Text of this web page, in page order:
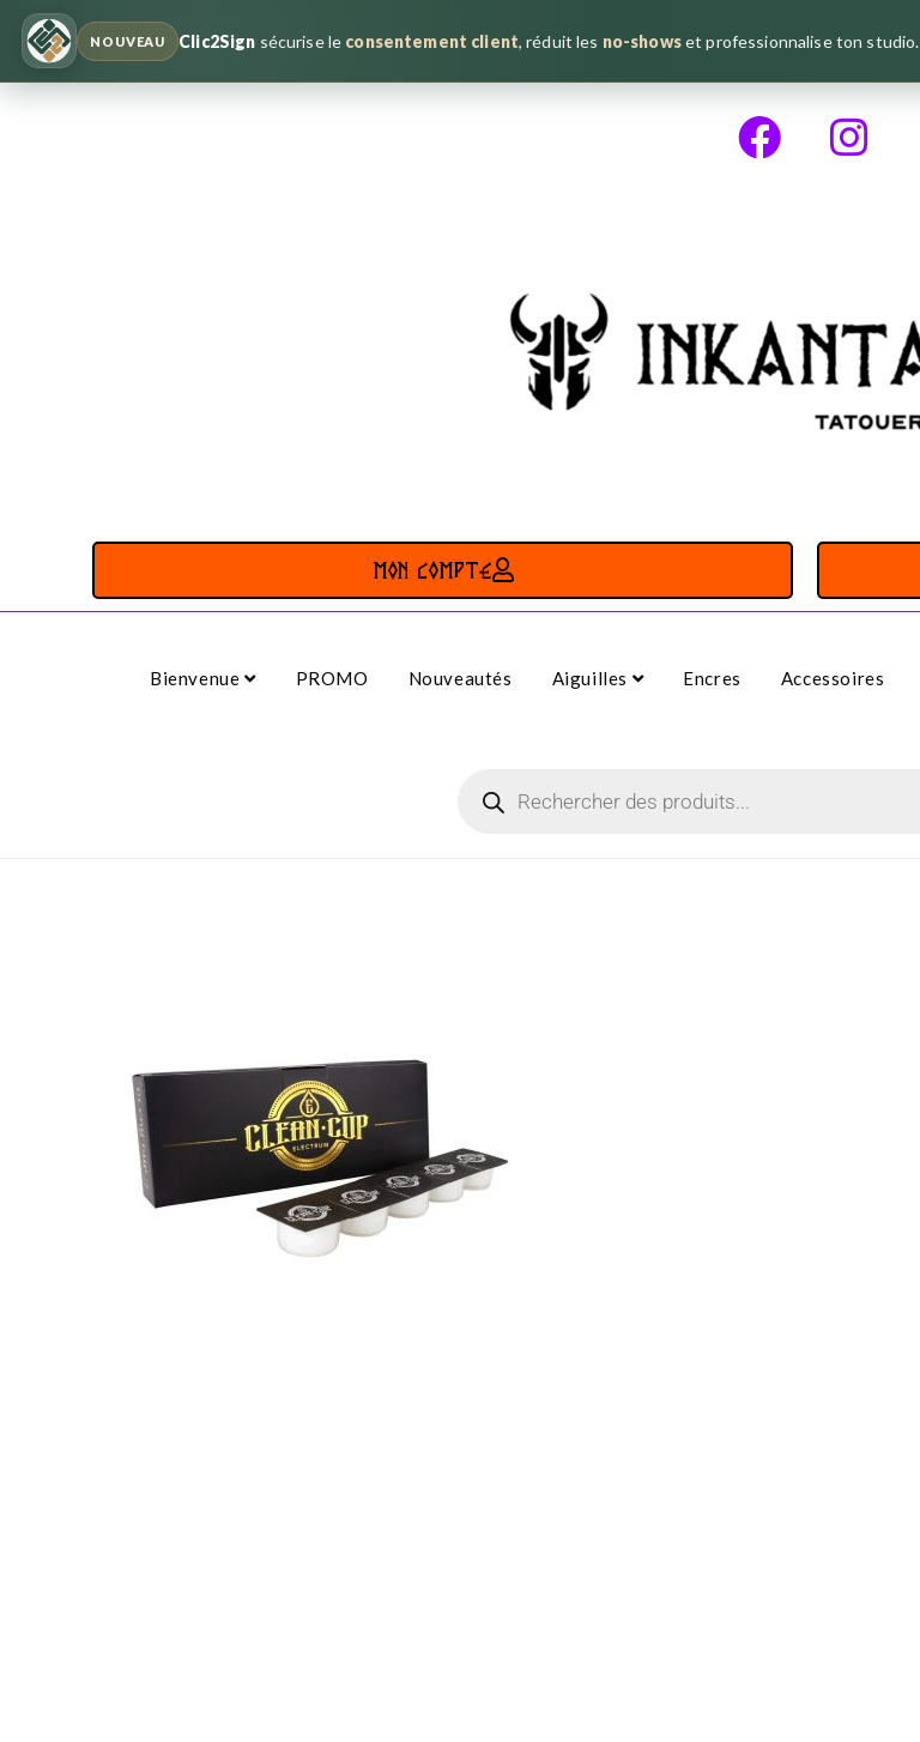
NOUVEAU Clic2Sign sécurise le consentement client, réduit les no-showset professionnalise ton studio.
MON COMPTE
Bienvenue PROMO Nouveautés Aiguilles Encres Accessoires